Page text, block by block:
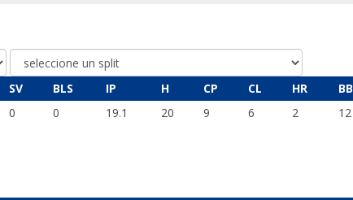
SV BLS IP H CP CL HR BB
0 0 19.1 20 9 6 2 12